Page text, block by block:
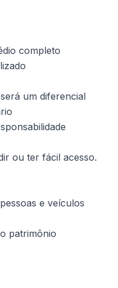
completo
um diferencial
ou ter fácil acesso.
e veículos
patrimônio